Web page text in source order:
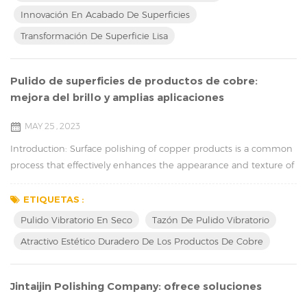
por vibración de esmerilad...
Innovación En Acabado De Superficies
Transformación De Superficie Lisa
Pulido de superficies de productos de cobre: ​​
mejora del brillo y amplias aplicaciones
MAY 25 , 2023
Introduction: Surface polishing of copper products is a common
process that effectively enhances the appearance and texture of
wet vibratory polishing machines, or vibratory bowl polishing, we
can achieve a smooth and glossy finish. This article will discuss
methods, and their ...
ETIQUETAS :
Pulido Vibratorio En Seco
Tazón De Pulido Vibratorio
Atractivo Estético Duradero De Los Productos De Cobre
Jintaijin Polishing Company: ofrece soluciones